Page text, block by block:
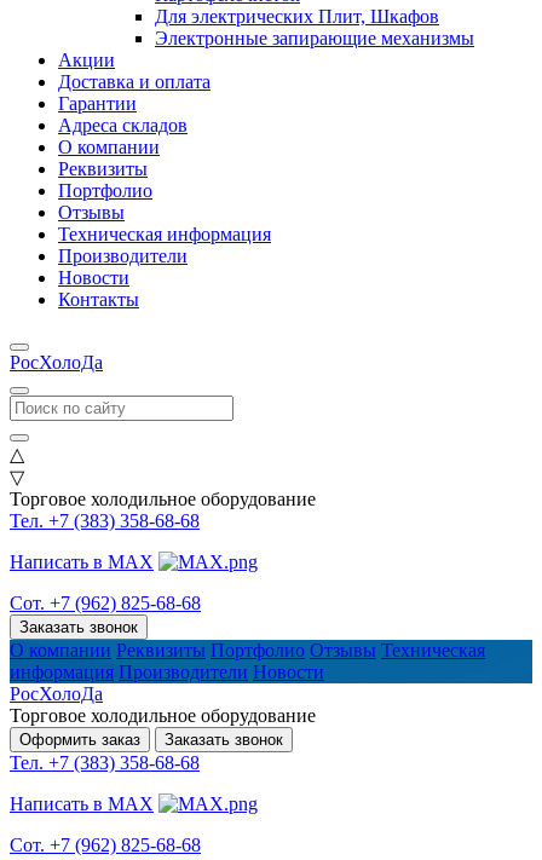
Для электрических Плит, Шкафов
Электронные запирающие механизмы
Акции
Доставка и оплата
Гарантии
Адреса складов
О компании
Реквизиты
Портфолио
Отзывы
Техническая информация
Производители
Новости
Контакты
РосХолоДа
△
▽
Торговое холодильное оборудование
Тел. +7 (383) 358-68-68
Написать в MAX
Сот. +7 (962) 825-68-68
Заказать звонок
О компании Реквизиты Портфолио Отзывы Техническая
информация Производители Новости
РосХолоДа
Торговое холодильное оборудование
Оформить заказ Заказать звонок
Тел. +7 (383) 358-68-68
Написать в MAX
Сот. +7 (962) 825-68-68